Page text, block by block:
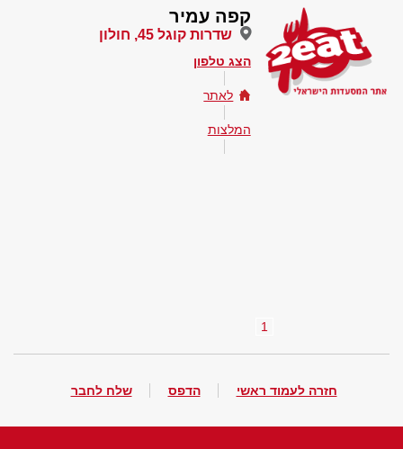
קפה עמיר
שדרות קוגל 45, חולון
הצג טלפון
לאתר
המלצות
1
חזרה לעמוד ראשי הדפס שלח לחבר